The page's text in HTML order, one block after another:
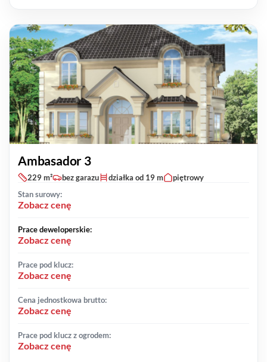
Ambasador 3
229 m² bez garazu działka od 19 m
piętrowy
Stan surowy:
Zobacz cenę
Prace deweloperskie:
Zobacz cenę
Prace pod klucz:
Zobacz cenę
Cena jednostkowa brutto:
Zobacz cenę
Prace pod klucz z ogrodem:
Zobacz cenę